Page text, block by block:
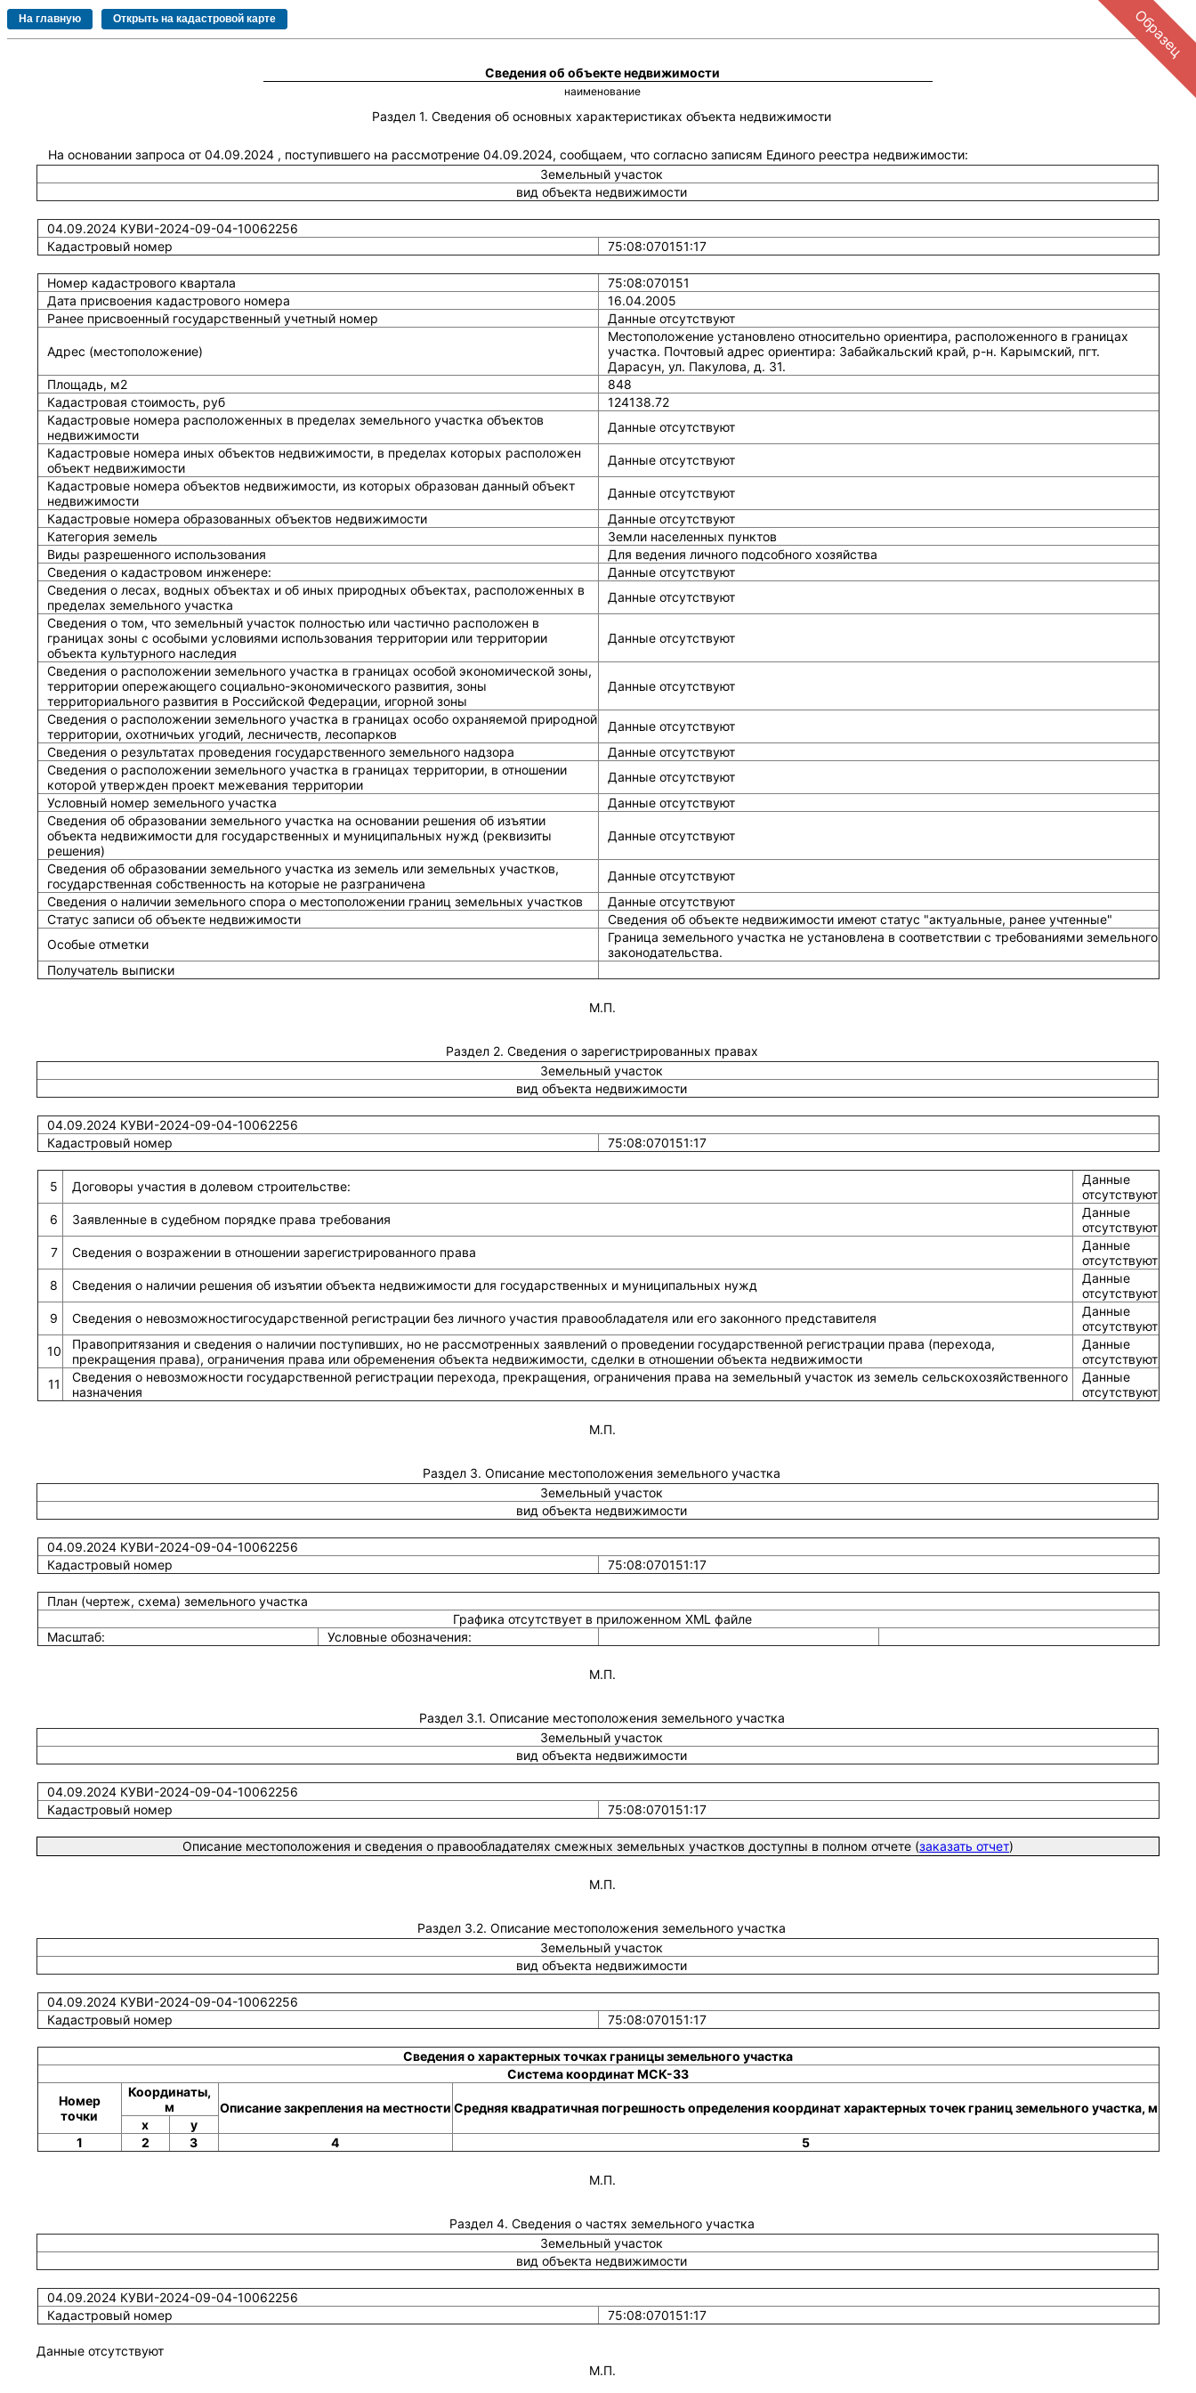
Сведения об объекте недвижимости
наименование
Раздел 1. Сведения об основных характеристиках объекта недвижимости
На основании запроса от 04.09.2024 , поступившего на рассмотрение 04.09.2024, сообщаем, что согласно записям Единого реестра недвижимости:
Земельный участок
вид объекта недвижимости
04.09.2024 КУВИ-2024-09-04-10062256
Кадастровый номер
75:08:070151:17
Номер кадастрового квартала
75:08:070151
Дата присвоения кадастрового номера
16.04.2005
Ранее присвоенный государственный учетный номер
Данные отсутствуют
Адрес (местоположение)
Местоположение установлено относительно ориентира, расположенного в границах
участка. Почтовый адрес ориентира: Забайкальский край, р-н. Карымский, пгт.
Дарасун, ул. Пакулова, д. 31.
Площадь, м2
848
Кадастровая стоимость, руб
124138.72
Кадастровые номера расположенных в пределах земельного участка объектов
недвижимости
Данные отсутствуют
Кадастровые номера иных объектов недвижимости, в пределах которых расположен
объект недвижимости
Данные отсутствуют
Кадастровые номера объектов недвижимости, из которых образован данный объект
недвижимости
Данные отсутствуют
Кадастровые номера образованных объектов недвижимости
Данные отсутствуют
Категория земель
Земли населенных пунктов
Виды разрешенного использования
Для ведения личного подсобного хозяйства
Сведения о кадастровом инженере:
Данные отсутствуют
Cведения о лесах, водных объектах и об иных природных объектах, расположенных в
пределах земельного участка
Данные отсутствуют
Сведения о том, что земельный участок полностью или частично расположен в
границах зоны с особыми условиями использования территории или территории
объекта культурного наследия
Данные отсутствуют
Сведения о расположении земельного участка в границах особой экономической зоны,
территории опережающего социально-экономического развития, зоны
территориального развития в Российской Федерации, игорной зоны
Данные отсутствуют
Сведения о расположении земельного участка в границах особо охраняемой природной
территории, охотничьих угодий, лесничеств, лесопарков
Данные отсутствуют
Сведения о результатах проведения государственного земельного надзора
Данные отсутствуют
Сведения о расположении земельного участка в границах территории, в отношении
которой утвержден проект межевания территории
Данные отсутствуют
Условный номер земельного участка
Данные отсутствуют
Сведения об образовании земельного участка на основании решения об изъятии
объекта недвижимости для государственных и муниципальных нужд (реквизиты
решения)
Данные отсутствуют
Сведения об образовании земельного участка из земель или земельных участков,
государственная собственность на которые не разграничена
Данные отсутствуют
Сведения о наличии земельного спора о местоположении границ земельных участков
Данные отсутствуют
Статус записи об объекте недвижимости
Сведения об объекте недвижимости имеют статус "актуальные, ранее учтенные"
Особые отметки
Граница земельного участка не установлена в соответствии с требованиями земельного
законодательства.
Получатель выписки
М.П.
Раздел 2. Сведения о зарегистрированных правах
Земельный участок
вид объекта недвижимости
04.09.2024 КУВИ-2024-09-04-10062256
Кадастровый номер
75:08:070151:17
5 Договоры участия в долевом строительстве:
Данные
отсутствуют
6
Заявленные в судебном порядке права требования
Данные
отсутствуют
7
Сведения о возражении в отношении зарегистрированного права
Данные
отсутствуют
8
Сведения о наличии решения об изъятии объекта недвижимости для государственных и муниципальных нужд
Данные
отсутствуют
9
Сведения о невозможностигосударственной регистрации без личного участия правообладателя или его законного представителя
Данные
отсутствуют
10
Правопритязания и сведения о наличии поступивших, но не рассмотренных заявлений о проведении государственной регистрации права (перехода,
прекращения права), ограничения права или обременения объекта недвижимости, сделки в отношении объекта недвижимости
Данные
отсутствуют
11
Сведения о невозможности государственной регистрации перехода, прекращения, ограничения права на земельный участок из земель сельскохозяйственного
назначения
Данные
отсутствуют
М.П.
Раздел 3. Описание местоположения земельного участка
Земельный участок
вид объекта недвижимости
04.09.2024 КУВИ-2024-09-04-10062256
Кадастровый номер
75:08:070151:17
План (чертеж, схема) земельного участка
Графика отсутствует в приложенном XML файле
Масштаб:
Условные обозначения:
М.П.
Раздел 3.1. Описание местоположения земельного участка
Земельный участок
вид объекта недвижимости
04.09.2024 КУВИ-2024-09-04-10062256
Кадастровый номер
75:08:070151:17
Описание местоположения и сведения о правообладателях смежных земельных участков доступны в полном отчете (заказать отчет)
М.П.
Раздел 3.2. Описание местоположения земельного участка
Земельный участок
вид объекта недвижимости
04.09.2024 КУВИ-2024-09-04-10062256
Кадастровый номер
75:08:070151:17
Сведения о характерных точках границы земельного участка
Система координат МСК-33
Номер
точки
Координаты,
м
Описание закрепления на местности Средняя квадратичная погрешность определения координат характерных точек границ земельного участка, м
x
y
1
2 3 4 5
М.П.
Раздел 4. Сведения о частях земельного участка
Земельный участок
вид объекта недвижимости
04.09.2024 КУВИ-2024-09-04-10062256
Кадастровый номер
75:08:070151:17
Данные отсутствуют
М.П.
Образец